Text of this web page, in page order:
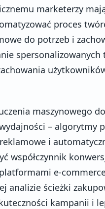
marketerzy
proces
do potrzeb i
spersonalizowanych
maszynowego do
– algorytmy
i
współczynnik
e-
analizie ścieżki
kampanii i